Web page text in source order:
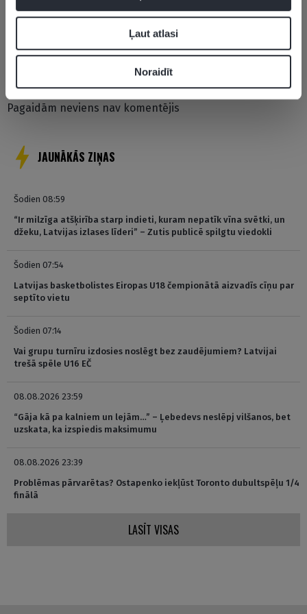
Ļaut atlasi
Noraidīt
Pievienot komentāru
Pagaidām neviens nav komentējis
JAUNĀKĀS ZIŅAS
Šodien 08:59
“Ir milzīga atšķirība starp indieti, kuram nepatīk vīna svētki, un
džeku, Latvijas izlases līderi” – Zutis publicē spilgtu viedokli
Šodien 07:54
Latvijas basketbolistes Eiropas U18 čempionātā aizvadīs cīņu par
septīto vietu
Šodien 07:14
Vai grupu turnīru izdosies noslēgt bez zaudējumiem? Latvijai
trešā spēle U16 EČ
08.08.2026 23:59
“Gāja kā pa kalniem un lejām…” – Ļebedevs neslēpj vilšanos, bet
uzskata, ka izspiedis maksimumu
08.08.2026 23:39
Problēmas pārvarētas? Ostapenko iekļūst Toronto dubultspēļu 1/4
finālā
LASĪT VISAS